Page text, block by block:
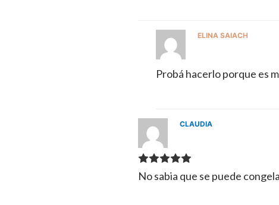
ELINA SAIACH
Probá hacerlo porque es
CLAUDIA
No sabia que se puede